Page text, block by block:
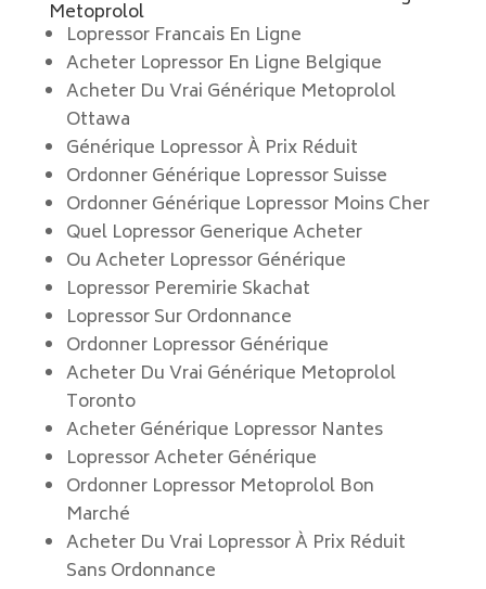
Metoprolol
Lopressor Francais En Ligne
Acheter Lopressor En Ligne Belgique
Acheter Du Vrai Générique Metoprolol
Ottawa
Générique Lopressor À Prix Réduit
Ordonner Générique Lopressor Suisse
Ordonner Générique Lopressor Moins Cher
Quel Lopressor Generique Acheter
Ou Acheter Lopressor Générique
Lopressor Peremirie Skachat
Lopressor Sur Ordonnance
Ordonner Lopressor Générique
Acheter Du Vrai Générique Metoprolol
Toronto
Acheter Générique Lopressor Nantes
Lopressor Acheter Générique
Ordonner Lopressor Metoprolol Bon
Marché
Acheter Du Vrai Lopressor À Prix Réduit
Sans Ordonnance